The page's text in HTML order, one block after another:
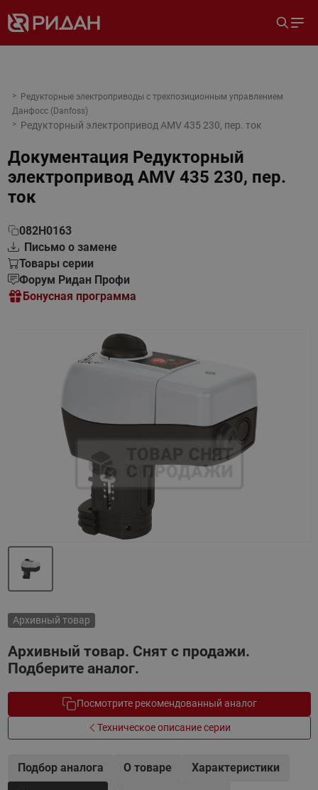
Редукторные электроприводы с трехпозиционным управлением
Данфосс (Danfoss)
Редукторный электропривод AMV 435 230, пер. ток
Документация Редукторный
электропривод AMV 435 230, пер.
ток
082H0163
Письмо о замене
Товары серии
Форум Ридан Профи
Бонусная программа
Архивный товар
Архивный товар. Снят с продажи.
Подберите аналог.
Посмотрите рекомендованный аналог
Техническое описание серии
Подбор аналога О товаре
Характеристики